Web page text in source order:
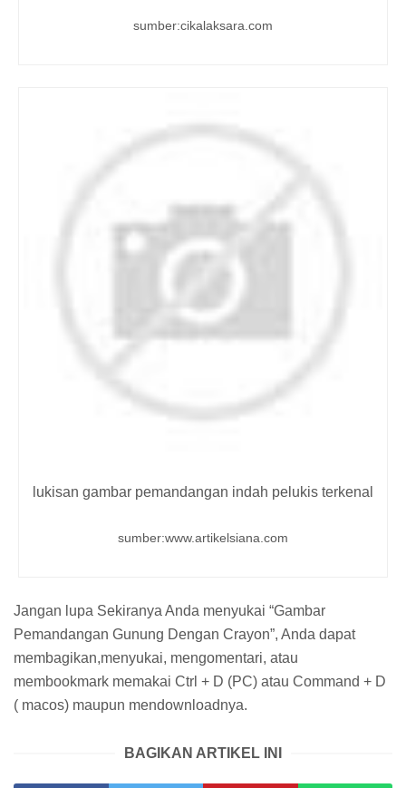
sumber:cikalaksara.com
lukisan gambar pemandangan indah pelukis terkenal
sumber:www.artikelsiana.com
Jangan lupa Sekiranya Anda menyukai “Gambar
Pemandangan Gunung Dengan Crayon”, Anda dapat
membagikan,menyukai, mengomentari, atau
membookmark memakai Ctrl + D (PC) atau Command + D
( macos) maupun mendownloadnya.
BAGIKAN ARTIKEL INI